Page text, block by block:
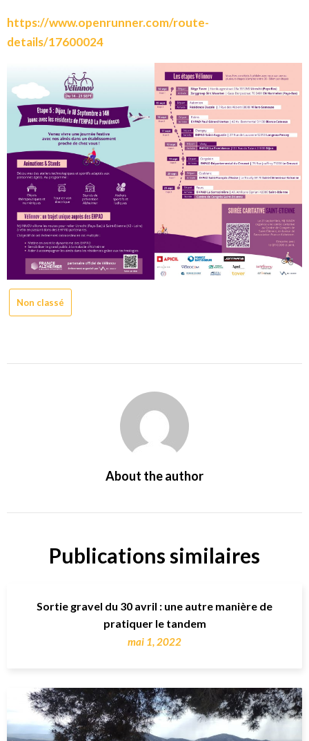
https://www.openrunner.com/route-
details/17600024
Non classé
About the author
Publications similaires
Sortie gravel du 30 avril : une autre manière de
pratiquer le tandem
mai 1, 2022